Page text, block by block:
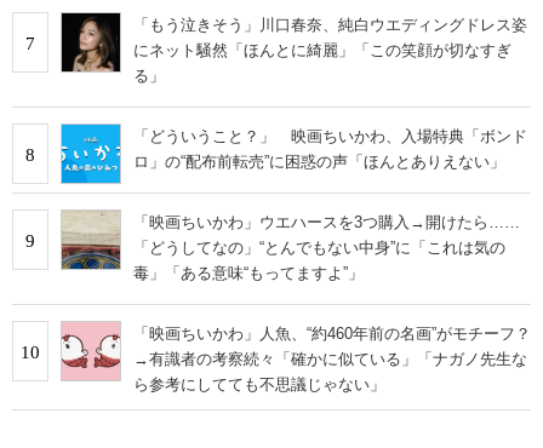
7
「もう泣きそう」川口春奈、純白ウエディングドレス姿
にネット騒然「ほんとに綺麗」「この笑顔が切なすぎ
る」
8
「どういうこと？」 映画ちいかわ、入場特典「ボンド
ロ」の“配布前転売”に困惑の声「ほんとありえない」
9
「映画ちいかわ」ウエハースを3つ購入→開けたら……
「どうしてなの」“とんでもない中身”に「これは気の
毒」「ある意味“もってますよ”」
10
「映画ちいかわ」人魚、“約460年前の名画”がモチーフ？
→有識者の考察続々「確かに似ている」「ナガノ先生な
ら参考にしてても不思議じゃない」